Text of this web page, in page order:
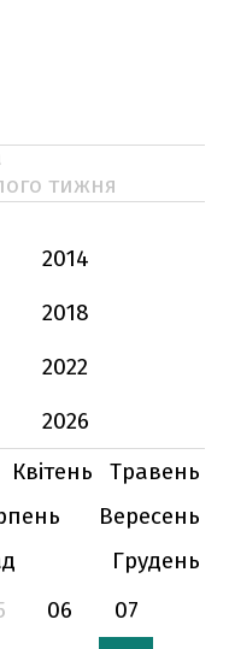
тижня
2014
2018
2022
2026
Квітень
Травень
Вересень
Грудень
06
07